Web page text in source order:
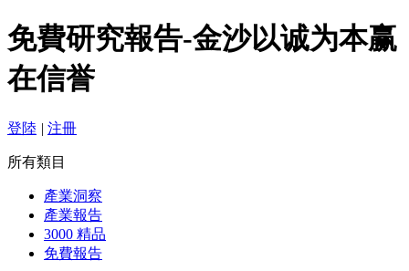
免費研究報告-金沙以诚为本赢
在信誉
登陸 | 注冊
所有類目
產業洞察
產業報告
3000 精品
免費報告